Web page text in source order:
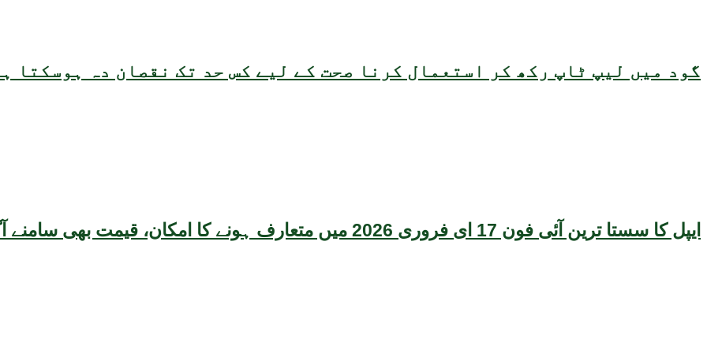
گود میں لیپ ٹاپ رکھ کر استعمال کرنا صحت کے لیے کس حد تک نقصان دہ ہوسکتا
ایپل کا سستا ترین آئی فون 17 ای فروری 2026 میں متعارف ہونے کا امکان، قیمت بھی سامنے آگئی